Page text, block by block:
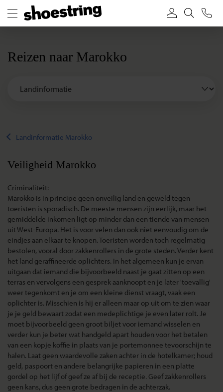
Reizen naar Marokko
Landinformatie Marokko
Veiligheid Marokko
Criminaliteit:
Marokko is in principe geen onveilig land en geweld tegen
toeristen is sporadisch. De meeste mensen zijn eerlijk, maar het
gemiddelde inkomen ligt op minder dan een tiende van mensen
uit West-Europa. Het is voor velen dan ook niet eenvoudig om de
eindjes aan elkaar te knopen. Toeristen worden toch regelmatig
bestolen, vooral door zakkenrollers in de grote steden. Verder kent
het land geraffineerde oplichters. In het algemeen kun je ervan
uitgaan dat iemand die bijvoorbeeld naast je gaat zitten op een
terras en vervolgens een gesprek aanknoopt en je later 'toevallig'
weer tegenkomt en je om een kleine dienst vraagt, vaak een
oplichter is. Misschien is hij er alleen maar op uit om te zien waar
je je geld bewaart zodat een medeplichtige je even later rolt. Je
moet bijvoorbeeld geen groot biljet voor iemand wisselen en
verder kun je beter wat handgeld apart houden voor het betalen
van een kopje koffie in plaats van je portemonnee tevoorschijn te
halen. Laat geen waardevolle zaken achter in de hotelkamer; houd
geld, paspoort en andere belangrijke papieren in een platte
gordel op het lijf of geef ze af bij de receptie. Geef zakkenrollers
geen kans, dus geen grote bedragen in de achterzak.